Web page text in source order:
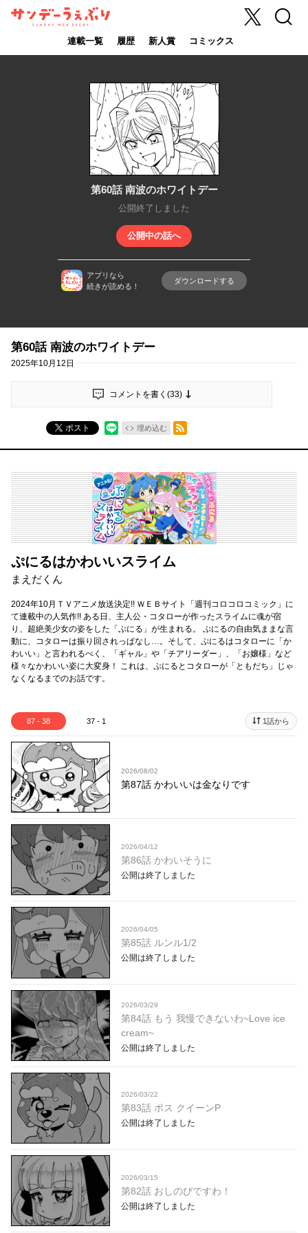
サンデーうぇ
連載一覧 履歴 新人賞 コミックス
X 検索
第60話 南波のホワイトデー
公開終了しました
公開中の話へ
アプリなら
続きが読める！
ダウンロードする
第60話 南波のホワイトデー
2025年10月12日
コメントを書く(33)
ポスト 埋め込む
RSSフィード
ぷにるはかわいいスライム
まえだくん
2024年10月ＴＶアニメ放送決定!! ＷＥＢサイト「週刊コロコロコミック」に
て連載中の人気作!! ある日、主人公・コタローが作ったスライムに魂が宿
り、超絶美少女の姿をした「ぷにる」が生まれる。 ぷにるの自由気ままな言
動に、コタローは振り回されっぱなし…。そして、ぷにるはコタローに「か
わいい」と言われるべく、「ギャル」や「チアリーダー」、「お嬢様」など
様々なかわいい姿に大変身！ これは、ぷにるとコタローが「ともだち」じゃ
なくなるまでのお話です。
87 - 38 37 - 1 1話から
2026/08/02
第87話 かわいいは金なりです
2026/04/12
第86話 かわいそうに
公開は終了しました
2026/04/05
第85話 ルンル1/2
公開は終了しました
2026/03/29
第84話 もう 我慢できないわ~Love ice
cream~
公開は終了しました
2026/03/22
第83話 ボス クイーンP
公開は終了しました
2026/03/15
第82話 おしのびですわ！
公開は終了しました